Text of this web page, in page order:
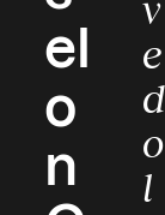
el
o
n
e
d
o
l